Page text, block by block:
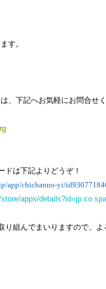
す。
、下記へお気軽にお問合せく
ドは下記よりどうぞ！
app/chichanno-yi/
apps/
り組んでまいりますので、よ